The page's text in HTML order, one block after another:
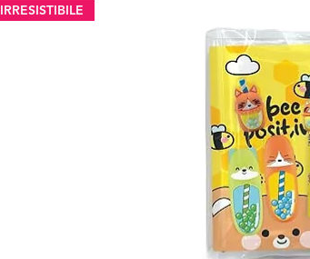
IRRESISTIBILE